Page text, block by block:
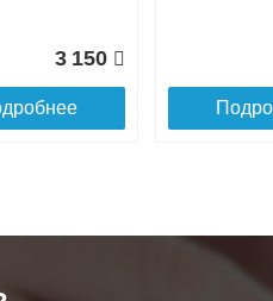
Конвектор
3 150